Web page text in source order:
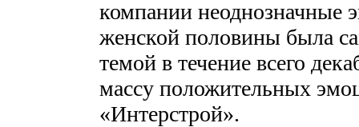
компании неоднозначные
женской половины была
темой в течение всего
массу положительных
«Интерстрой».